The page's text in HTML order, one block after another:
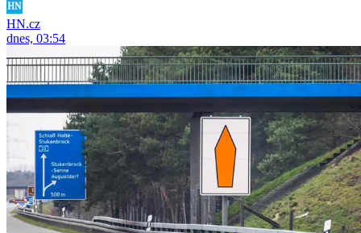
HN.cz
dnes, 03:54